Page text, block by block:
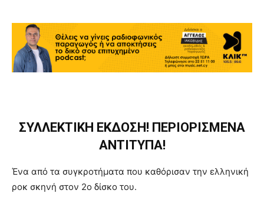
ΣΥΛΛΕΚΤΙΚΗ ΕΚΔΟΣΗ! ΠΕΡΙΟΡΙΣΜΕΝΑ
ΑΝΤΙΤΥΠΑ!
Ένα από τα συγκροτήματα που καθόρισαν την ελληνική
ροκ σκηνή στον 2ο δίσκο του.